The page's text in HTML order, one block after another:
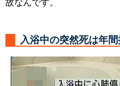
故なんです。
入浴中の突然死は年